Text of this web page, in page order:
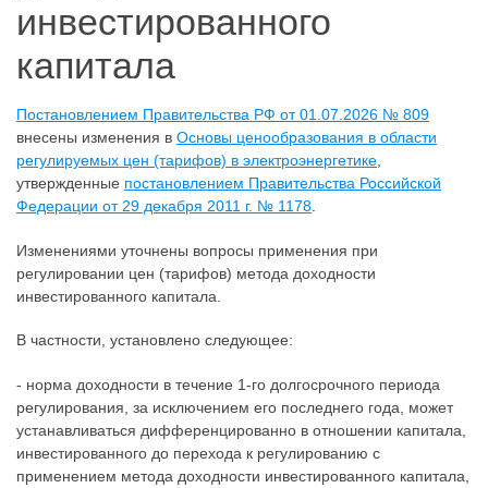
инвестированного
капитала
Постановлением Правительства РФ от 01.07.2026 № 809
внесены изменения в Основы ценообразования в области
регулируемых цен (тарифов) в электроэнергетике
утвержденные постановлением Правительства Российской
Федерации от 29 декабря 2011 г. № 1178
Изменениями уточнены вопросы применения при
регулировании цен (тарифов) метода доходности
инвестированного капитала.
В частности, установлено следующее:
- норма доходности в течение 1-го долгосрочного периода
регулирования, за исключением его последнего года, может
устанавливаться дифференцированно в отношении капитала,
инвестированного до перехода к регулированию с
применением метода доходности инвестированного капитала,